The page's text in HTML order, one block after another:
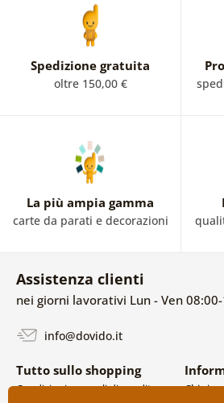
Spedizione gratuita
oltre 150,00 €
La più ampia gamma
carte da parati e decorazioni
Assistenza clienti
nei giorni lavorativi Lun - Ven
info@dovido.it
Tutto sullo shopping
Condizioni generali di vendita e
Chi